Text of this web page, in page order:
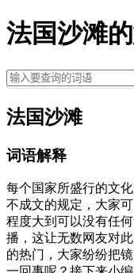
法国沙滩
法国沙滩
词语解释
每个国家所盛行的文
不成文的规定，大家
程度大到可以没有任
播，这让无数网友对
的热门，大家纷纷把